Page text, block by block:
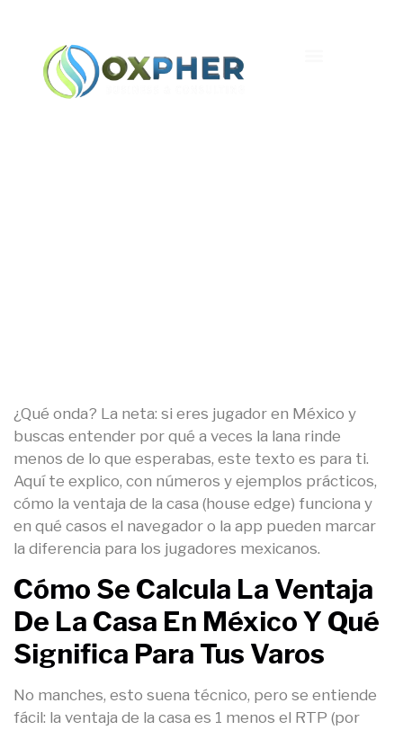
¿Qué onda? La neta: si eres jugador en México y
buscas entender por qué a veces la lana rinde
menos de lo que esperabas, este texto es para ti.
Aquí te explico, con números y ejemplos prácticos,
cómo la ventaja de la casa (house edge) funciona y
en qué casos el navegador o la app pueden marcar
la diferencia para los jugadores mexicanos.
Cómo Se Calcula La Ventaja
De La Casa En México Y Qué
Significa Para Tus Varos
No manches, esto suena técnico, pero se entiende
fácil: la ventaja de la casa es 1 menos el RTP (por